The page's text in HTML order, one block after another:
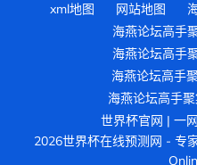
xml地图 网站地图
海燕论坛高手
海燕论坛高手
海燕论坛高手
海燕论坛高手
世界杯官网 | 一
2026世界杯在线预测网 - 专